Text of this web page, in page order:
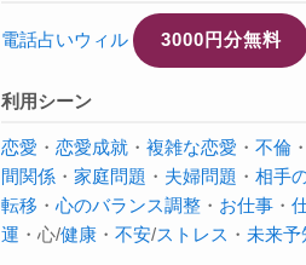
電話占いウィル 3000円分無料
利用シーン
恋愛 ・ 恋愛成就 ・ 複雑な恋愛 ・ 不倫 ・
間関係 ・ 家庭問題 ・ 夫婦問題 ・ 相手
転移 ・ 心のバランス調整 ・ お仕事 ・
運 ・心/健康 ・ 不安/ストレス ・ 未来予